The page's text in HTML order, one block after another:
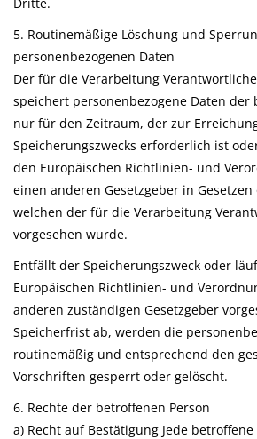
5. Routinemäßige Löschung und
personenbezogenen Daten
Der für die Verarbeitung
speichert personenbezogene Daten der
nur für den Zeitraum, der zur
Speicherungszwecks erforderlich ist
den Europäischen Richtlinien- und
einen anderen Gesetzgeber in
welchen der für die Verarbeitung
vorgesehen wurde.
Entfällt der Speicherungszweck oder
Europäischen Richtlinien- und
anderen zuständigen Gesetzgeber
Speicherfrist ab, werden die
routinemäßig und entsprechend den
Vorschriften gesperrt oder gelöscht.
6. Rechte der betroffenen Person
a) Recht auf Bestätigung Jede